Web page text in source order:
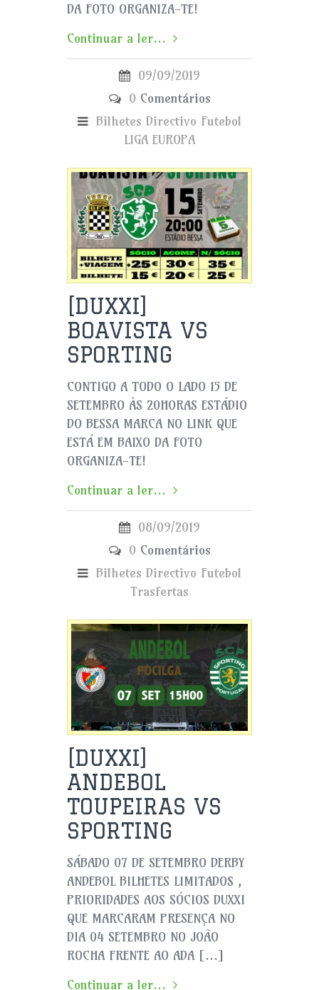
DA FOTO ORGANIZA-TE!
Continuar a ler...
09/09/2019
0 Comentários
Bilhetes Directivo Futebol
LIGA EUROPA
[DUXXI]
BOAVISTA VS
SPORTING
CONTIGO A TODO O LADO 15 DE
SETEMBRO ÀS 20HORAS ESTÁDIO
DO BESSA MARCA NO LINK QUE
ESTÁ EM BAIXO DA FOTO
ORGANIZA-TE!
Continuar a ler...
08/09/2019
0 Comentários
Bilhetes Directivo Futebol
Trasfertas
[DUXXI]
ANDEBOL
TOUPEIRAS VS
SPORTING
SÁBADO 07 DE SETEMBRO DERBY
ANDEBOL BILHETES LIMITADOS ,
PRIORIDADES AOS SÓCIOS DUXXI
QUE MARCARAM PRESENÇA NO
DIA 04 SETEMBRO NO JOÃO
ROCHA FRENTE AO ADA […]
Continuar a ler...